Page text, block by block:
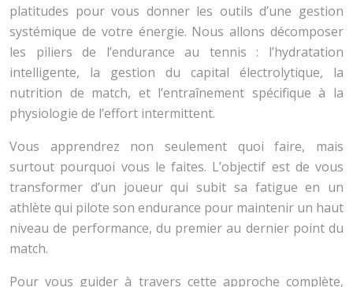
platitudes pour vous donner les outils d’une gestion
systémique de votre énergie. Nous allons décomposer
les piliers de l’endurance au tennis : l’hydratation
intelligente, la gestion du capital électrolytique, la
nutrition de match, et l’entraînement spécifique à la
physiologie de l’effort intermittent.
Vous apprendrez non seulement quoi faire, mais
surtout pourquoi vous le faites. L’objectif est de vous
transformer d’un joueur qui subit sa fatigue en un
athlète qui pilote son endurance pour maintenir un haut
niveau de performance, du premier au dernier point du
match.
Pour vous guider à travers cette approche complète,